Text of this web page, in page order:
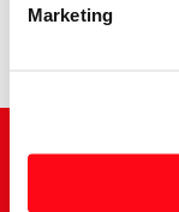
Marketing